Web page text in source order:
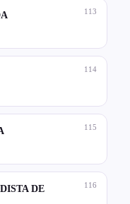
113
114
115
116
DE